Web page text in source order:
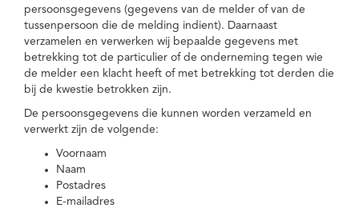
persoonsgegevens (gegevens van de melder of van de
tussenpersoon die de melding indient). Daarnaast
verzamelen en verwerken wij bepaalde gegevens met
betrekking tot de particulier of de onderneming tegen wie
de melder een klacht heeft of met betrekking tot derden die
bij de kwestie betrokken zijn.
De persoonsgegevens die kunnen worden verzameld en
verwerkt zijn de volgende:
Voornaam
Naam
Postadres
E-mailadres